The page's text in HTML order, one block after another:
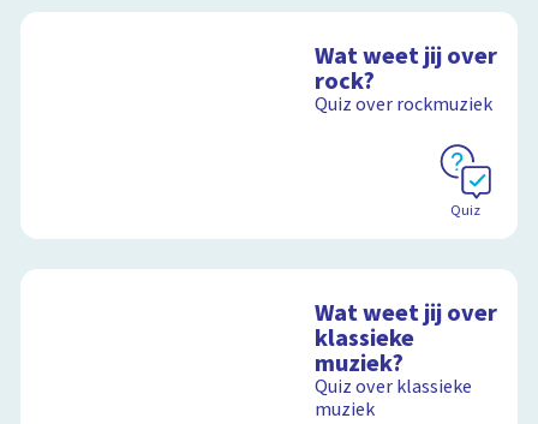
Wat weet jij over
rock?
Quiz over rockmuziek
Quiz
Wat weet jij over
klassieke
muziek?
Quiz over klassieke
muziek